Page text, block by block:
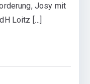
Josy mit
Loitz […]